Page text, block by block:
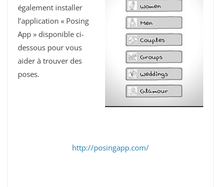
également installer
l’application « Posing
App » disponible ci-
dessous pour vous
aider à trouver des
poses.
http://posingapp.com/